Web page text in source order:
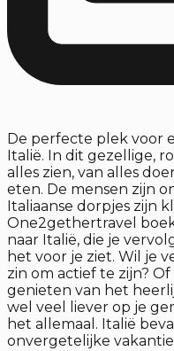
De perfecte plek voor
Italië. In dit gezellige,
alles zien, van alles
eten. De mensen zijn
Italiaanse dorpjes zijn
One2gethertravel
naar Italië, die je
het voor je ziet. Wil je
zin om actief te zijn?
genieten van het
wel veel liever op je
het allemaal. Italië
onvergetelijke